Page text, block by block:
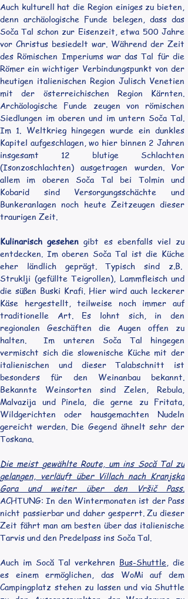
Auch kulturell hat die Region einiges zu bieten,
denn archäologische Funde belegen, dass das
Soča Tal schon zur Eisenzeit, etwa 500 Jahre
vor Christus besiedelt war. Während der Zeit
des Römischen Imperiums war das Tal für die
Römer ein wichtiger Verbindungspunkt von der
heutigen italienischen Region Julisch Venetien
mit der österreichischen Region Kärnten.
Archäologische Funde zeugen von römischen
Siedlungen im oberen und im untern Soča Tal.
Im 1. Weltkrieg hingegen wurde ein dunkles
Kapitel aufgeschlagen, wo hier binnen 2 Jahren
insgesamt 12 blutige Schlachten
(Isonzoschlachten) ausgetragen wurden. Vor
allem im oberen Soča Tal bei Tolmin und
Kobarid sind Versorgungsschächte und
Bunkeranlagen noch heute Zeitzeugen dieser
traurigen Zeit.
Kulinarisch gesehen gibt es ebenfalls viel zu
entdecken. Im oberen Soča Tal ist die Küche
eher ländlich geprägt. Typisch sind z.B.
Struklji (gefüllte Teigrollen), Lammfleisch und
die süßen Buski Krafi. Hier wird auch leckerer
Käse hergestellt, teilweise noch immer auf
traditionelle Art. Es lohnt sich, in den
regionalen Geschäften die Augen offen zu
halten.  Im unteren Soča Tal hingegen
vermischt sich die slowenische Küche mit der
italienischen und dieser Talabschnitt ist
besonders für den Weinanbau bekannt.
Bekannte Weinsorten sind Zelen, Rebula,
Malvazija und Pinela, die gerne zu Fritata,
Wildgerichten oder hausgemachten Nudeln
gereicht werden. Die Gegend ähnelt sehr der
Toskana.
Die meist gewählte Route, um ins Socă Tal zu
gelangen, verläuft über Villach nach Kranjska
ACHTUNG: In den Wintermonaten ist der Pass
nicht passierbar und daher gesperrt. Zu dieser
Zeit fährt man am besten über das italienische
Tarvis und den Predelpass ins Soča Tal.
Auch im Socă Tal verkehren Bus-Shuttle, die
es einem ermöglichen, das WoMi auf dem
Campingplatz stehen zu lassen und via Shuttle